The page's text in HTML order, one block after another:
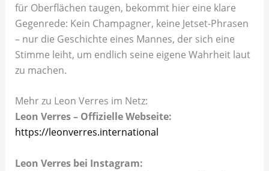
für Oberflächen taugen, bekommt hier eine klare
Gegenrede: Kein Champagner, keine Jetset-Phrasen
– nur die Geschichte eines Mannes, der sich eine
Stimme leiht, um endlich seine eigene Wahrheit laut
zu machen.
Mehr zu Leon Verres im Netz:
Leon Verres – Offizielle Webseite:
https://leonverres.international
Leon Verres bei Instagram: